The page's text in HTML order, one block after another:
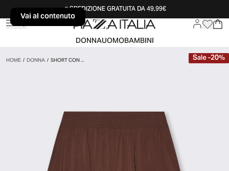
Vai al contenutoSPEDIZIONE GRATUITA DA 49,99€
DONNAUOMOBAMBINI
HOME/DONNA/SHORT CON ... Sale-20%
Vai al contenuto